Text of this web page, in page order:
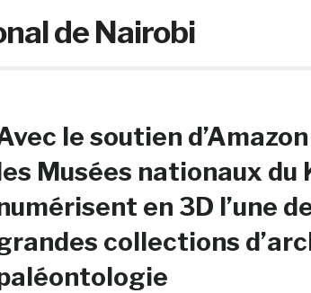
de Nairobi
le soutien
Musées nationaux du
en 3D l’une
collections